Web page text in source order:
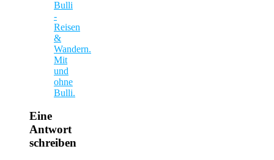
Bulli
-
Reisen
&
Wandern.
Mit
und
ohne
Bulli.
Eine
Antwort
schreiben